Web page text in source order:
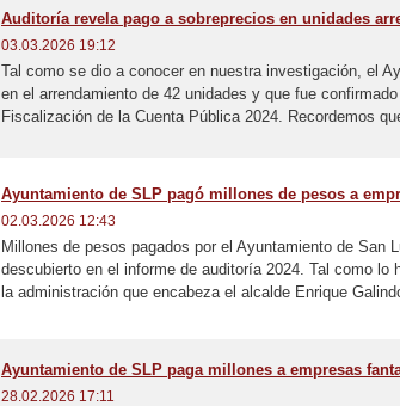
Auditoría revela pago a sobreprecios en unidades
03.03.2026 19:12
Tal como se dio a conocer en nuestra investigación, el
en el arrendamiento de 42 unidades y que fue
Fiscalización de la Cuenta Pública 2024. Recordemos
Ayuntamiento de SLP pagó millones de pesos a
02.03.2026 12:43
Millones de pesos pagados por el Ayuntamiento de San
descubierto en el informe de auditoría 2024. Tal como
la administración que encabeza el alcalde Enrique
Ayuntamiento de SLP paga millones a empresas
28.02.2026 17:11